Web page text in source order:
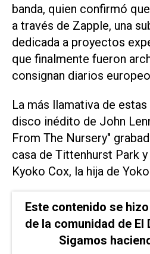
banda, quien confirmó
a través de Zapple, una
dedicada a proyectos
que finalmente fueron
consignan diarios
La más llamativa de
disco inédito de John
From The Nursery"
casa de Tittenhurst Park
Kyoko Cox, la hija de
Este contenido se
de la comunidad de El
Sigamos